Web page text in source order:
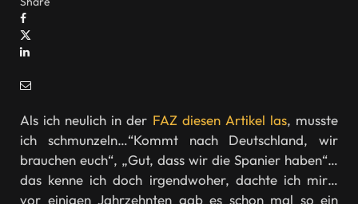
Als ich neulich in der FAZ diesen Artikel las, musste
ich schmunzeln…“Kommt nach Deutschland, wir
brauchen euch“, „Gut, dass wir die Spanier haben“…
das kenne ich doch irgendwoher, dachte ich mir…
vor einigen Jahrzehnten gab es schon mal so ein